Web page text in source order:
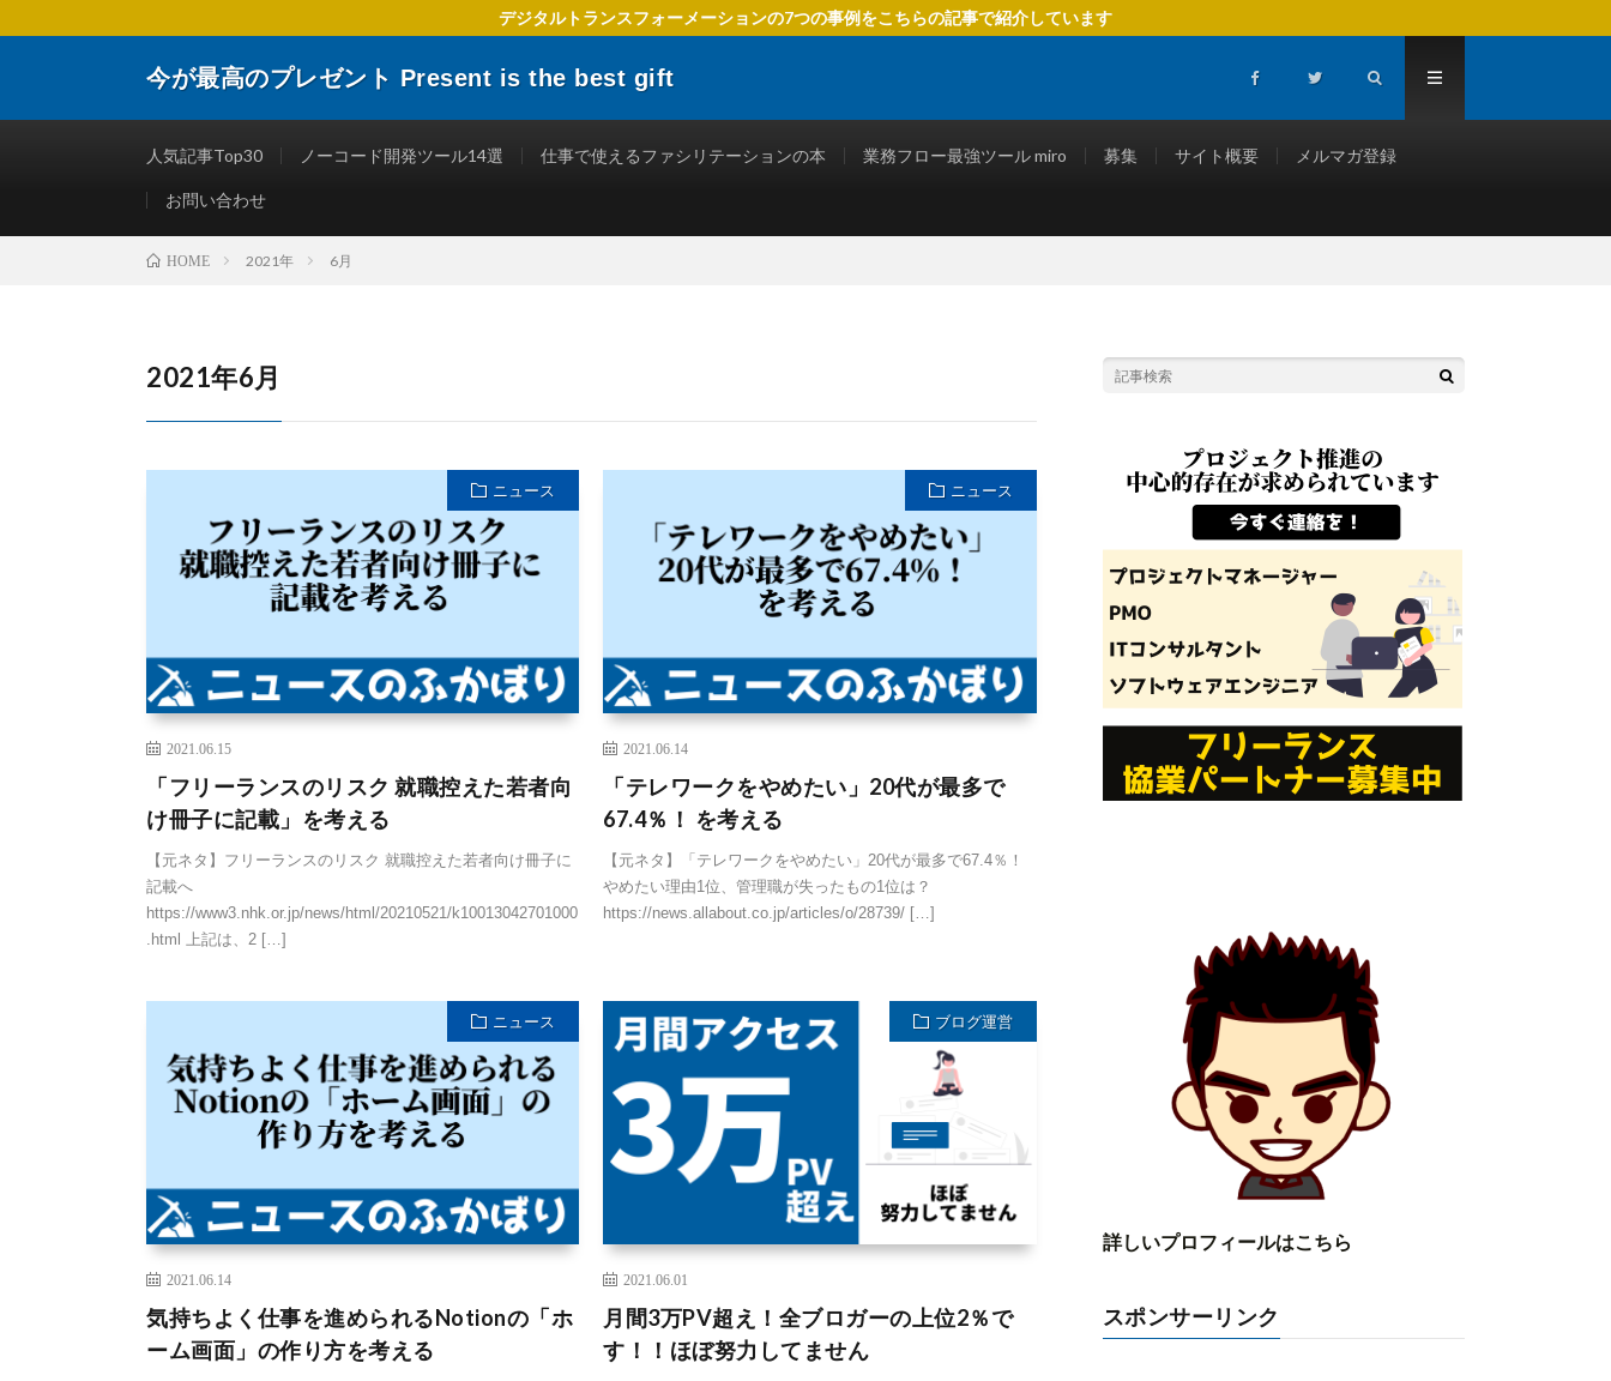
デジタルトランスフォーメーションの7つの事例をこちらの記事で紹介しています
今が最高のプレゼント Present is the best gift
楽しくする仕事術やITリテラシーを向上させるために役立つ情報を発信します。
人気記事Top30 ノーコード開発ツール14選 仕事で使えるファシリテーションの本 業務フロー最強ツール miro 募集 サイト概要 メルマガ登録
お問い合わせ
HOME 2021年 6月
2021年6月
ニュース
2021.06.15
「フリーランスのリスク 就職控えた若者向
け冊子に記載」を考える
【元ネタ】フリーランスのリスク 就職控えた若者向け冊子に
記載へ
https://www3.nhk.or.jp/news/html/20210521/k10013042701000
.html 上記は、2 […]
ニュース
2021.06.14
「テレワークをやめたい」20代が最多で
67.4％！ を考える
【元ネタ】「テレワークをやめたい」20代が最多で67.4％！
やめたい理由1位、管理職が失ったもの1位は？
https://news.allabout.co.jp/articles/o/28739/ […]
ニュース
2021.06.14
気持ちよく仕事を進められるNotionの「ホ
ーム画面」の作り方を考える
ブログ運営
2021.06.01
月間3万PV超え！全ブロガーの上位2％で
す！！ほぼ努力してません
詳しいプロフィールはこちら
スポンサーリンク